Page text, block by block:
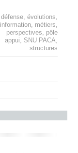
défense, évolutions,
information, métiers,
perspectives, pôle
appui, SNU PACA,
structures